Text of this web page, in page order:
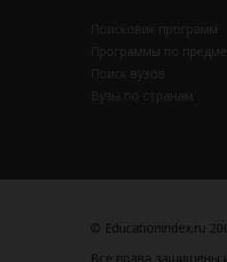
Поисковик программ
Программы по
Поиск вузов
Вузы по странам
© Educationindex.ru
Все права защищены